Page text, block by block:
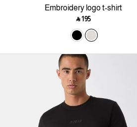
Embroidery logo t-shirt
‎ ⃁ ⁦195⁩ ‎